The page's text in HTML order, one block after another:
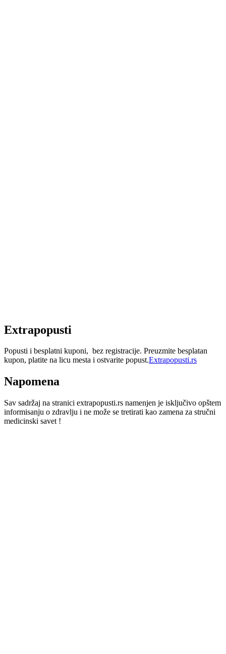
Extrapopusti
Popusti i besplatni kuponi, bez registracije. Preuzmite besplatan
kupon, platite na licu mesta i ostvarite popust.Extrapopusti.rs
Napomena
Sav sadržaj na stranici extrapopusti.rs namenjen je isključivo opštem
informisanju o zdravlju i ne može se tretirati kao zamena za stručni
medicinski savet !